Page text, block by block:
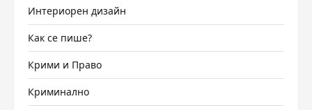
Интериорен дизайн
Как се пише?
Крими и Право
Криминално